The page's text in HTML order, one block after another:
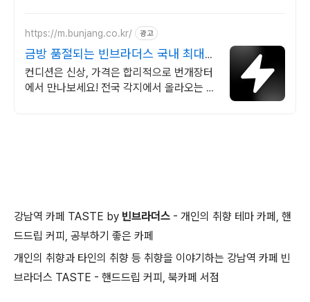
https://m.bunjang.co.kr/ 광고
금방 품절되는 빈브라더스 국내 최대
브랜드 중고거래
컨디션은 신상, 가격은 합리적으로 번개장터
에서 만나보세요! 전국 각지에서 올라오는 전
강남역 카페 TASTE by 빈브라더스 - 개인의 취향 테마 카페, 핸
드드립 커피, 공부하기 좋은 카페
개인의 취향과 타인의 취향 등 취향을 이야기하는 강남역 카페 빈
브라더스 TASTE - 핸드드립 커피, 북카페 서점